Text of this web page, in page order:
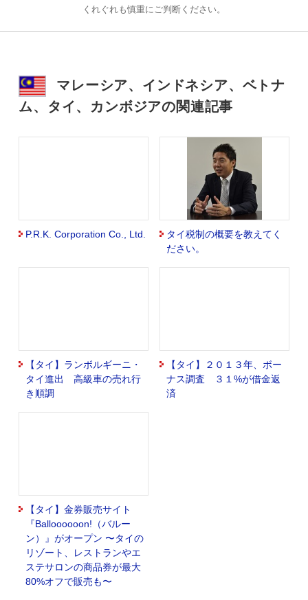
くれぐれも慎重にご判断ください。
マレーシア、インドネシア、ベトナ
ム、タイ、カンボジアの関連記事
P.R.K. Corporation Co., Ltd.
タイ税制の概要を教えてく
ださい。
【タイ】ランボルギーニ・
タイ進出 高級車の売れ行
き順調
【タイ】２０１３年、ボー
ナス調査 ３１%が借金返
済
【タイ】金券販売サイト
『Balloooooon!（バルー
ン）』がオープン 〜タイの
リゾート、レストランやエ
ステサロンの商品券が最大
80%オフで販売も〜